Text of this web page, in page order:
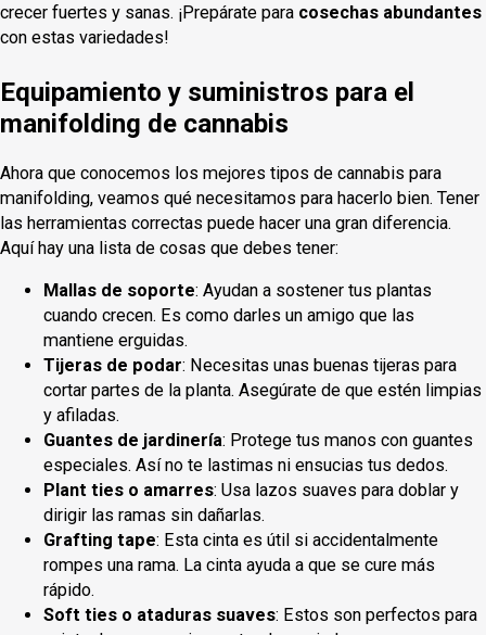
crecer fuertes y sanas. ¡Prepárate para cosechas abundantes
con estas variedades!
Equipamiento y suministros para el
manifolding de cannabis
Ahora que conocemos los mejores tipos de cannabis para
manifolding, veamos qué necesitamos para hacerlo bien. Tener
las herramientas correctas puede hacer una gran diferencia.
Aquí hay una lista de cosas que debes tener:
Mallas de soporte: Ayudan a sostener tus plantas
cuando crecen. Es como darles un amigo que las
mantiene erguidas.
Tijeras de podar: Necesitas unas buenas tijeras para
cortar partes de la planta. Asegúrate de que estén limpias
y afiladas.
Guantes de jardinería: Protege tus manos con guantes
especiales. Así no te lastimas ni ensucias tus dedos.
Plant ties o amarres: Usa lazos suaves para doblar y
dirigir las ramas sin dañarlas.
Grafting tape: Esta cinta es útil si accidentalmente
rompes una rama. La cinta ayuda a que se cure más
rápido.
Soft ties o ataduras suaves: Estos son perfectos para